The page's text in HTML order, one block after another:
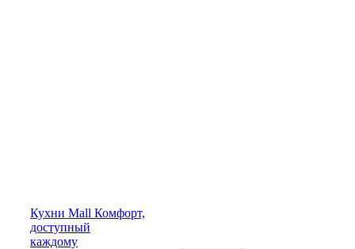
Кухни Mall Комфорт,
доступный
каждому